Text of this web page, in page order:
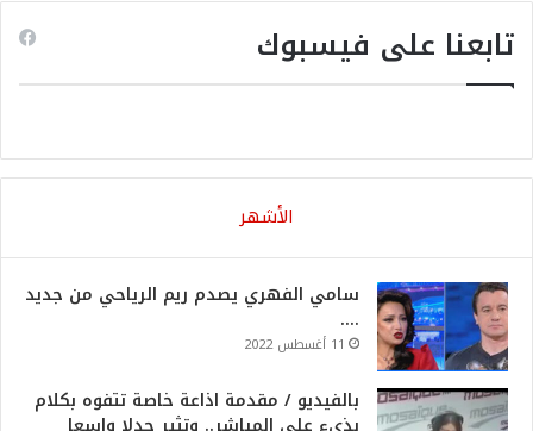
تابعنا على فيسبوك
الأشهر
سامي الفهري يصدم ريم الرياحي من جديد
….
11 أغسطس 2022
بالفيديو / مقدمة اذاعة خاصة تتفوه بكلام